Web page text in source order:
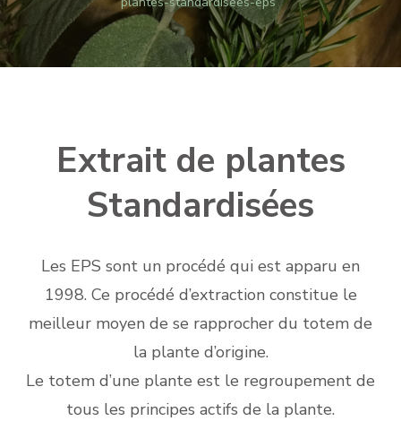
Extrait de plantes
Standardisées
Les EPS sont un procédé qui est apparu en
1998. Ce procédé d’extraction constitue le
meilleur moyen de se rapprocher du totem de
la plante d’origine.
Le totem d’une plante est le regroupement de
tous les principes actifs de la plante.